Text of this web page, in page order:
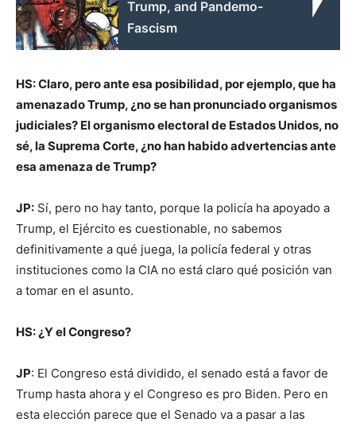
Trump, and Pandemo-
Fascism
HS: Claro, pero ante esa posibilidad, por ejemplo, que ha
amenazado Trump, ¿no se han pronunciado organismos
judiciales? El organismo electoral de Estados Unidos, no
sé, la Suprema Corte, ¿no han habido advertencias ante
esa amenaza de Trump?
JP: Sí, pero no hay tanto, porque la policía ha apoyado a
Trump, el Ejército es cuestionable, no sabemos
definitivamente a qué juega, la policía federal y otras
instituciones como la CIA no está claro qué posición van
a tomar en el asunto.
HS: ¿Y el Congreso?
JP: El Congreso está dividido, el senado está a favor de
Trump hasta ahora y el Congreso es pro Biden. Pero en
esta elección parece que el Senado va a pasar a las